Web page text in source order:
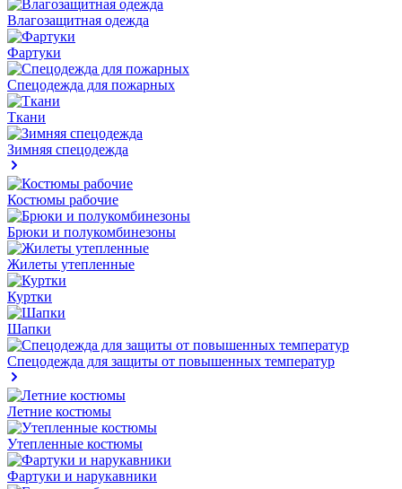
Влагозащитная одежда
Фартуки
Спецодежда для пожарных
Ткани
Зимняя спецодежда
Костюмы рабочие
Брюки и полукомбинезоны
Жилеты утепленные
Куртки
Шапки
Спецодежда для защиты от повышенных температур
Летние костюмы
Утепленные костюмы
Фартуки и нарукавники